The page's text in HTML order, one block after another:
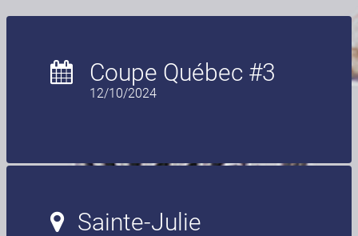
Coupe Québec #3
12/10/2024
Sainte-Julie